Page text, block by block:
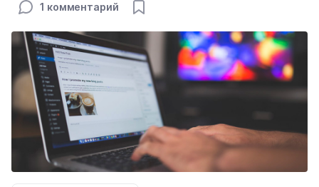
1 комментарий